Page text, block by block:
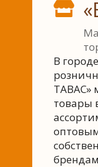

В
товары